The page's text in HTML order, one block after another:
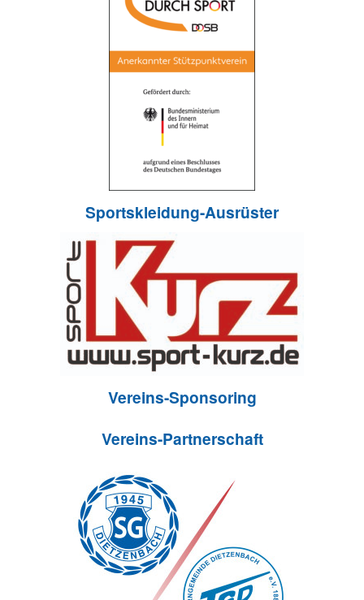
Sportskleidung-Ausrüster
Vereins-Sponsoring
Vereins-Partnerschaft